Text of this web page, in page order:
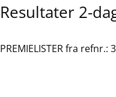
Resultater 2-
PREMIELISTER fra refnr.: